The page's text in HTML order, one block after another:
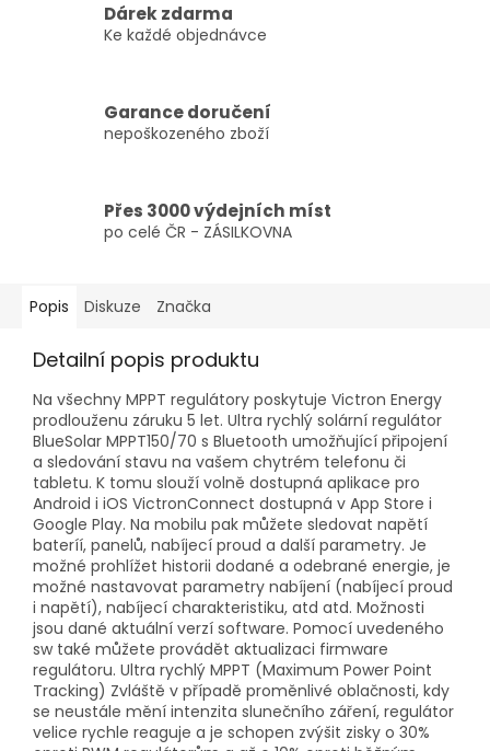
Dárek zdarma
Ke každé objednávce
Garance doručení
nepoškozeného zboží
Přes 3000 výdejních míst
po celé ČR - ZÁSILKOVNA
Popis Diskuze Značka
Detailní popis produktu
Na všechny MPPT regulátory poskytuje Victron Energy
prodlouženu záruku 5 let. Ultra rychlý solární regulátor
BlueSolar MPPT150/70 s Bluetooth umožňující připojení
a sledování stavu na vašem chytrém telefonu či
tabletu. K tomu slouží volně dostupná aplikace pro
Android i iOS VictronConnect dostupná v App Store i
Google Play. Na mobilu pak můžete sledovat napětí
bateríí, panelů, nabíjecí proud a další parametry. Je
možné prohlížet historii dodané a odebrané energie, je
možné nastavovat parametry nabíjení (nabíjecí proud
i napětí), nabíjecí charakteristiku, atd atd. Možnosti
jsou dané aktuální verzí software. Pomocí uvedeného
sw také můžete provádět aktualizaci firmware
regulátoru. Ultra rychlý MPPT (Maximum Power Point
Tracking) Zvláště v případě proměnlivé oblačnosti, kdy
se neustále mění intenzita slunečního záření, regulátor
velice rychle reaguje a je schopen zvýšit zisky o 30%